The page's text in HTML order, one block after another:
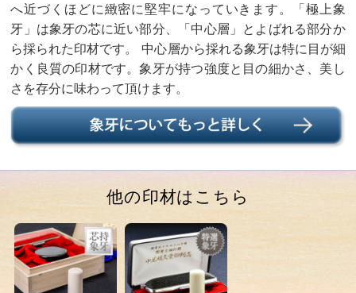
へ近づくほどに緻密に堅牢になっていきます。「極上象
牙」は象牙の芯に近い部分、「中心層」とよばれる部分か
ら採られた印材です。 中心層から採れる象牙は特に目が細
かく良質の印材です。象牙が持つ強度と目の細かさ、美し
さを存分に味わって頂けます。
他の印材はこちら